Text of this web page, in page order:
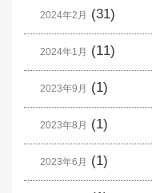
2024年2月 (31)
2024年1月 (11)
2023年9月 (1)
2023年8月 (1)
2023年6月 (1)